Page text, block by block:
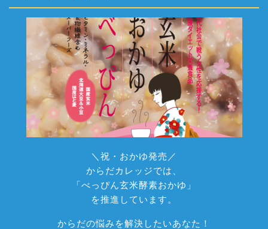
＼祝・おかゆ発売／
からだカレッジでは、
「べっぴん玄米酵素おかゆ」
を推進しています。
からだの悩みを解決したいあなた！